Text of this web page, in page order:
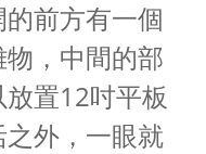
前方有一個
，中間的部
置12吋平板
外，一眼就